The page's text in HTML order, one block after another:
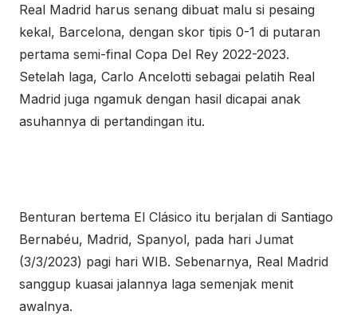
Real Madrid harus senang dibuat malu si pesaing
kekal, Barcelona, dengan skor tipis 0-1 di putaran
pertama semi-final Copa Del Rey 2022-2023.
Setelah laga, Carlo Ancelotti sebagai pelatih Real
Madrid juga ngamuk dengan hasil dicapai anak
asuhannya di pertandingan itu.
Benturan bertema El Clásico itu berjalan di Santiago
Bernabéu, Madrid, Spanyol, pada hari Jumat
(3/3/2023) pagi hari WIB. Sebenarnya, Real Madrid
sanggup kuasai jalannya laga semenjak menit
awalnya.